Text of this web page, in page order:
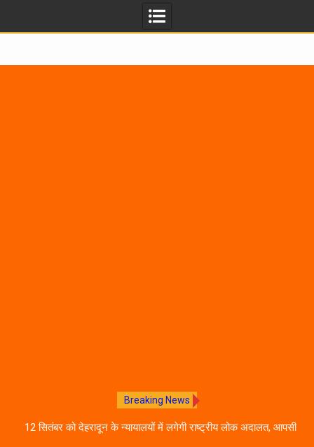
Breaking News
12 सितंबर को देहरादून के न्यायालयों में लगेगी राष्ट्रीय लोक अदालत, आपसी